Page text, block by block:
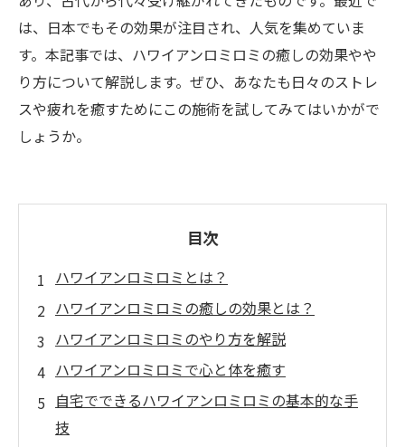
は、日本でもその効果が注目され、人気を集めていま
す。本記事では、ハワイアンロミロミの癒しの効果やや
り方について解説します。ぜひ、あなたも日々のストレ
スや疲れを癒すためにこの施術を試してみてはいかがで
しょうか。
目次
ハワイアンロミロミとは？
ハワイアンロミロミの癒しの効果とは？
ハワイアンロミロミのやり方を解説
ハワイアンロミロミで心と体を癒す
自宅でできるハワイアンロミロミの基本的な手
技